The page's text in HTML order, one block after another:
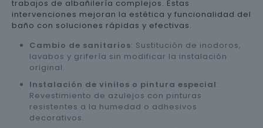
trabajos de albañilería complejos. Estas
intervenciones mejoran la estética y funcionalidad del
baño con soluciones rápidas y efectivas.
Cambio de sanitarios: Sustitución de inodoros,
lavabos y grifería sin modificar la instalación
original.
Instalación de vinilos o pintura especial:
Revestimiento de azulejos con pinturas
resistentes a la humedad o adhesivos
decorativos.